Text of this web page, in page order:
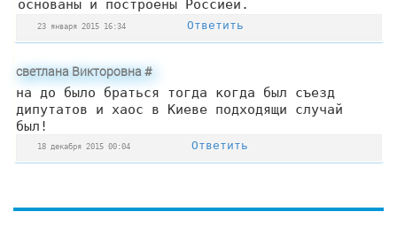
основаны и построены Россией.
23 января 2015 16:34 Ответить
светлана Викторовна#
на до было браться тогда когда был съезд
дипутатов и хаос в Киеве подходящи случай
был!
18 декабря 2015 00:04 Ответить